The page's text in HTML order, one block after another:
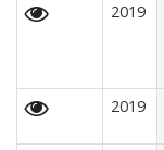
2019
2019